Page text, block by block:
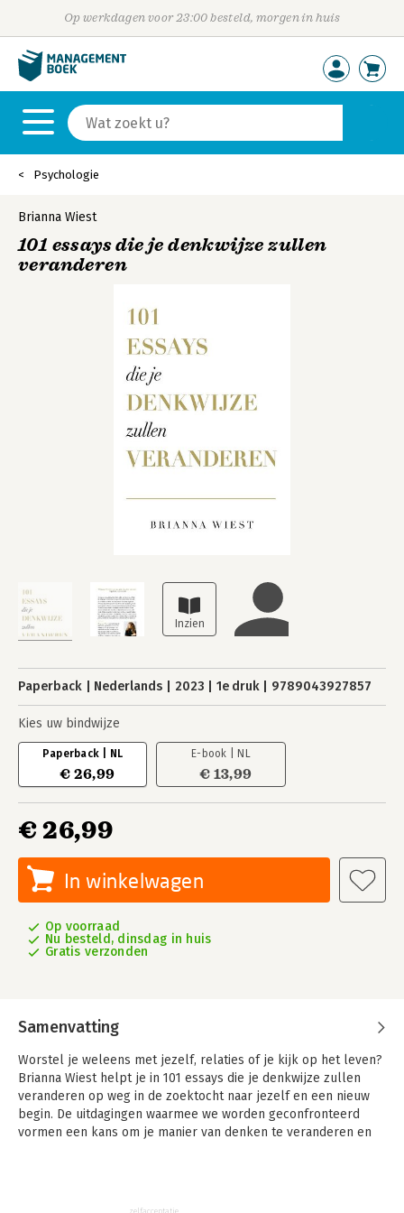
Op werkdagen voor 23:00 besteld, morgen in huis
Psychologie
Brianna Wiest
101 essays die je denkwijze zullen
veranderen
Paperback Nederlands 2023 1e druk 9789043927857
Kies uw bindwijze
Paperback | NL
€ 26,99
E-book | NL
€ 13,99
€ 26,99
In winkelwagen
Op voorraad
Nu besteld, dinsdag in huis
Gratis verzonden
Samenvatting
Worstel je weleens met jezelf, relaties of je kijk op het leven?
Brianna Wiest helpt je in 101 essays die je denkwijze zullen
veranderen op weg in de zoektocht naar jezelf en een nieuw
begin. De uitdagingen waarmee we worden geconfronteerd
vormen een kans om je manier van denken te veranderen en